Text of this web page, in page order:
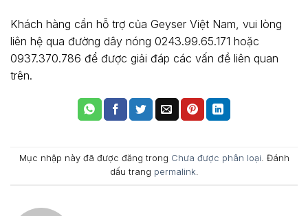
Khách hàng cần hỗ trợ của Geyser Việt Nam, vui lòng
liên hệ qua đường dây nóng 0243.99.65.171 hoặc
0937.370.786 để được giải đáp các vấn đề liên quan
trên.
Mục nhập này đã được đăng trong Chưa được phân loại . Đánh
dấu trang permalink